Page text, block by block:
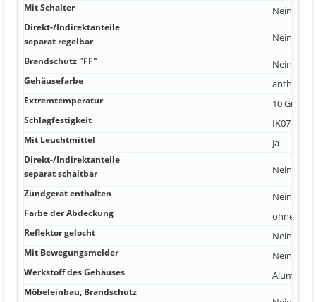
Mit Schalter Nein
Direkt-/Indirektanteile
separat regelbar
Nein
Brandschutz "FF" Nein
Gehäusefarbe anthrazit
Extremtemperatur 10 Grad
Schlagfestigkeit IK07
Mit Leuchtmittel Ja
Direkt-/Indirektanteile
separat schaltbar
Nein
Zündgerät enthalten Nein
Farbe der Abdeckung ohne
Reflektor gelocht Nein
Mit Bewegungsmelder Nein
Werkstoff des Gehäuses
Möbeleinbau, Brandschutz